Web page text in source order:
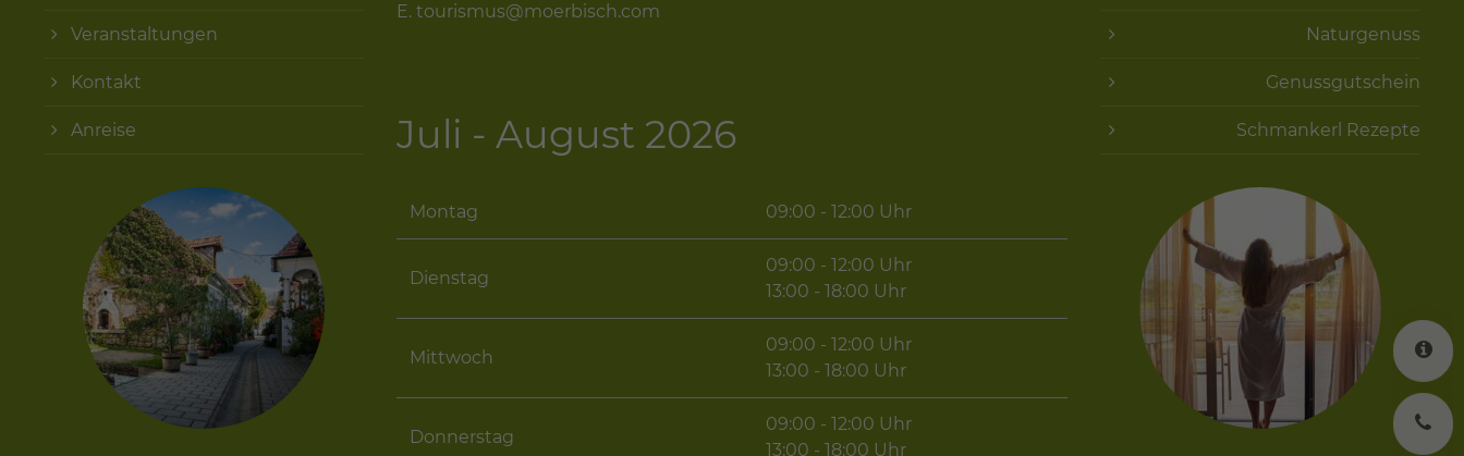
Veranstaltungen
Kontakt
Anreise
E. tourismus@moerbisch.com
Juli - August 2026
Montag 09:00 - 12:00 Uhr
Dienstag
09:00 - 12:00 Uhr
13:00 - 18:00 Uhr
Mittwoch
09:00 - 12:00 Uhr
13:00 - 18:00 Uhr
Donnerstag
09:00 - 12:00 Uhr
13:00 - 18:00 Uhr
Naturgenuss
Genussgutschein
Schmankerl Rezepte